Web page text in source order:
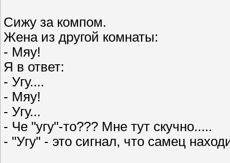
Сижу за компом.
Жена из другой комнаты:
- Мяу!
Я в ответ:
- Угу....
- Мяу!
- Угу...
- Че "угу"-то??? Мне тут скучно.....
- "Угу" - это сигнал, что самец